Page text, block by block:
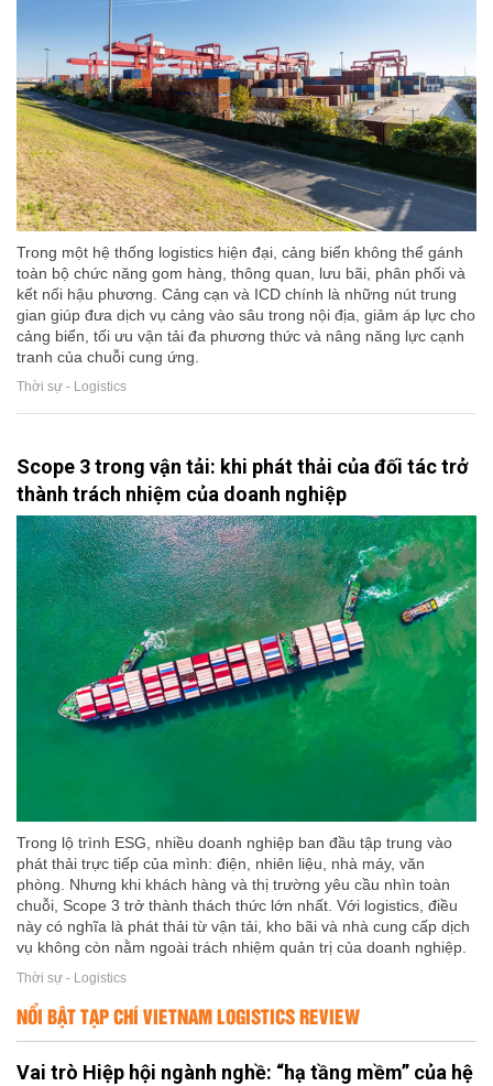
Trong một hệ thống logistics hiện đại, cảng biển không thể gánh
toàn bộ chức năng gom hàng, thông quan, lưu bãi, phân phối và
kết nối hậu phương. Cảng cạn và ICD chính là những nút trung
gian giúp đưa dịch vụ cảng vào sâu trong nội địa, giảm áp lực cho
cảng biển, tối ưu vận tải đa phương thức và nâng năng lực cạnh
tranh của chuỗi cung ứng.
Thời sự - Logistics
Scope 3 trong vận tải: khi phát thải của đối tác trở
thành trách nhiệm của doanh nghiệp
Trong lộ trình ESG, nhiều doanh nghiệp ban đầu tập trung vào
phát thải trực tiếp của mình: điện, nhiên liệu, nhà máy, văn
phòng. Nhưng khi khách hàng và thị trường yêu cầu nhìn toàn
chuỗi, Scope 3 trở thành thách thức lớn nhất. Với logistics, điều
này có nghĩa là phát thải từ vận tải, kho bãi và nhà cung cấp dịch
vụ không còn nằm ngoài trách nhiệm quản trị của doanh nghiệp.
Thời sự - Logistics
NỔI BẬT TẠP CHÍ VIETNAM LOGISTICS REVIEW
Vai trò Hiệp hội ngành nghề: “hạ tầng mềm” của hệ